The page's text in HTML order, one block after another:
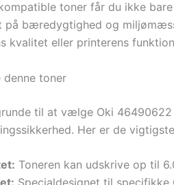
toner får du ikke
bæredygtighed og
kvalitet eller printerens
toner
til at vælge Oki
Her er de
Toneren kan udskrive op til